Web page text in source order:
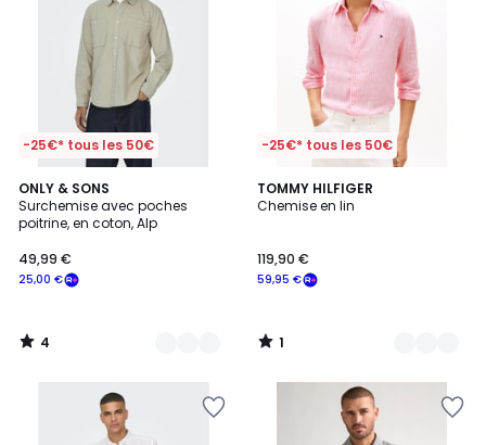
-25€* tous les 50€
ONLY & SONS
Surchemise avec poches
poitrine, en coton, Alp
25,00 €
49,99 €
4
/
5
2
Couleurs
4
/
-25€* tous les 50€
TOMMY HILFIGER
Chemise en lin
59,95 €
119,90 €
1
/
4
Couleurs
1
/